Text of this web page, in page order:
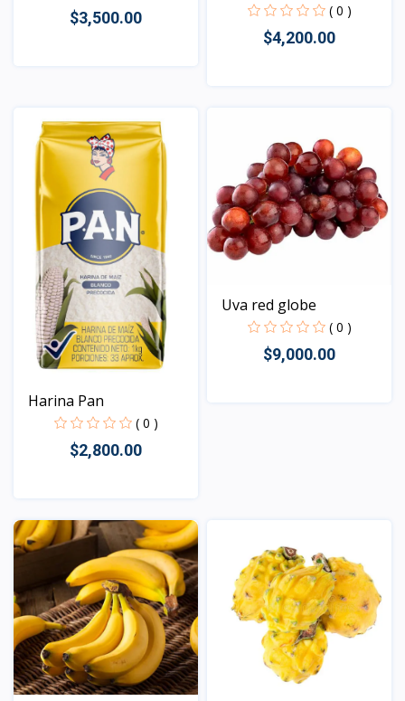
$3,500.00 ( 0 )
$4,200.00
Harina Pan
( 0 )
$2,800.00
Vista
Uva red globe
( 0 )
$9,000.00